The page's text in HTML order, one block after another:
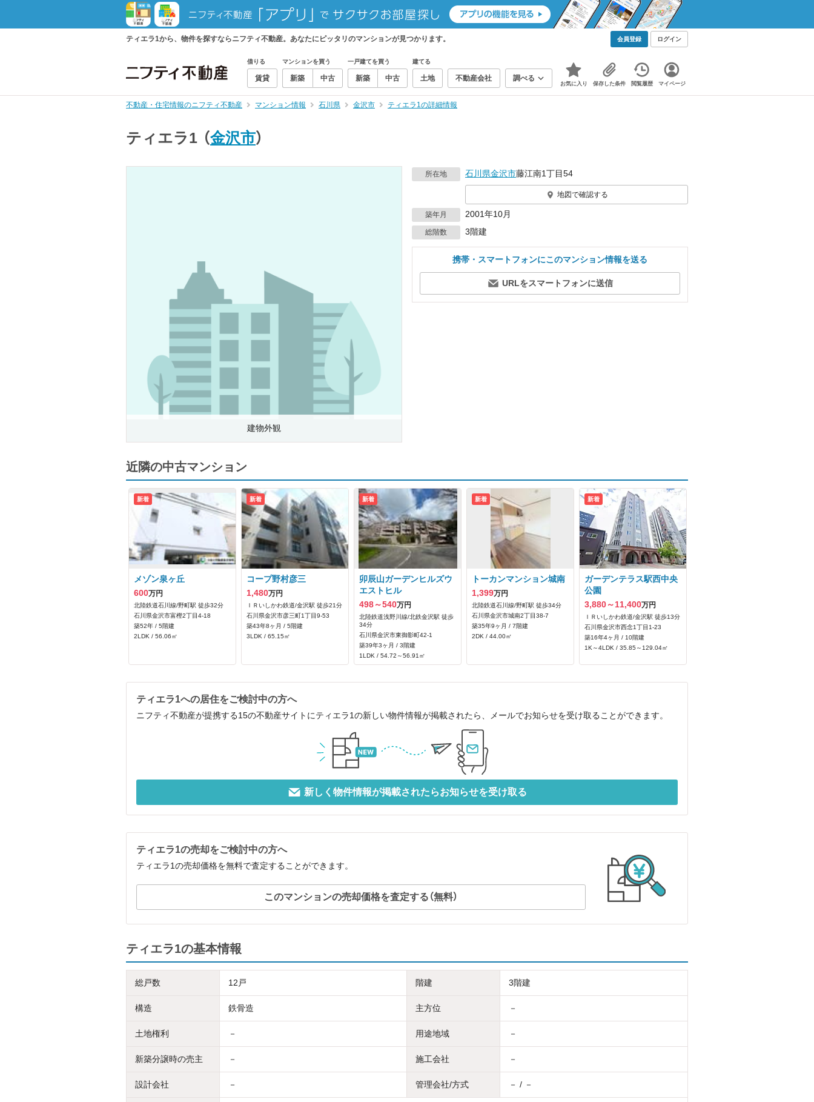
ティエラ1から、物件を探すならニフティ不動産。あなたにピッタリのマンションが見つかります。 会員登録 ログイン
借りる
賃貸
マンションを買う
新築 中古
一戸建てを買う
新築 中古
建てる
土地 不動産会社 調べる
お気に入り 保存した条件 閲覧履歴 マイページ
不動産・住宅情報のニフティ不動産 マンション情報 石川県 金沢市 ティエラ1の詳細情報
ティエラ1 （金沢市）
建物外観
所在地 石川県金沢市藤江南1丁目54
地図で確認する
築年月 2001年10月
総階数 3階建
携帯・スマートフォンにこのマンション情報を送る
URLをスマートフォンに送信
近隣の中古マンション
新着
メゾン泉ヶ丘
600万円
北陸鉄道石川線/野町駅 徒歩32分
石川県金沢市富樫2丁目4-18
築52年 / 5階建
2LDK / 56.06㎡
新着
コープ野村彦三
1,480万円
ＩＲいしかわ鉄道/金沢駅 徒歩21分
石川県金沢市彦三町1丁目9-53
築43年8ヶ月 / 5階建
3LDK / 65.15㎡
新着
卯辰山ガーデンヒルズウ
エストヒル
498～540万円
北陸鉄道浅野川線/北鉄金沢駅 徒歩
34分
石川県金沢市東御影町42‐1
築39年3ヶ月 / 3階建
1LDK / 54.72～56.91㎡
新着
トーカンマンション城南
1,399万円
北陸鉄道石川線/野町駅 徒歩34分
石川県金沢市城南2丁目38-7
築35年9ヶ月 / 7階建
2DK / 44.00㎡
新着
ガーデンテラス駅西中央
公園
3,880～11,400万円
ＩＲいしかわ鉄道/金沢駅 徒歩13分
石川県金沢市西念1丁目1-23
築16年4ヶ月 / 10階建
1K～4LDK / 35.85～129.04㎡
ティエラ1への居住をご検討中の方へ
ニフティ不動産が提携する15の不動産サイトにティエラ1の新しい物件情報が掲載されたら、メールでお知らせを受け取ることができます。
新しく物件情報が掲載されたらお知らせを受け取る
ティエラ1の売却をご検討中の方へ
ティエラ1の売却価格を無料で査定することができます。
このマンションの売却価格を査定する（無料）
ティエラ1の基本情報
総戸数 12戸 階建 3階建
構造 鉄骨造 主方位 －
土地権利 － 用途地域 －
新築分譲時の売主 － 施工会社 －
設計会社 － 管理会社/方式 － / －